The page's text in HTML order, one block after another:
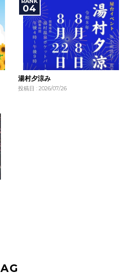
湯村夕涼み
投稿日 : 2026/07/26